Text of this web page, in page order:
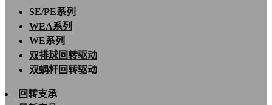
SE/PE系列
WEA系列
WE系列
双排球回转驱动
双蜗杆回转驱动
回转支承